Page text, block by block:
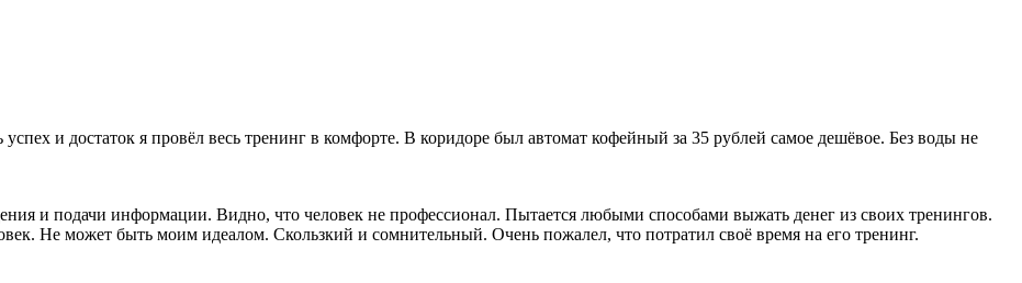
и достаток я провёл весь тренинг в комфорте. В коридоре был автомат кофейный за 35 рублей самое дешёвое. Без воды не
и подачи информации. Видно, что человек не профессионал. Пытается любыми способами выжать денег из своих тренингов.
Не может быть моим идеалом. Скользкий и сомнительный. Очень пожалел, что потратил своё время на его тренинг.